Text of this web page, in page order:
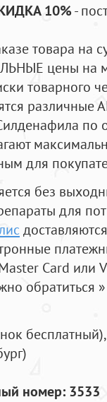
10%-
товара на
цены на
товарного
по
для
без
для
Card или
обратиться
бесплатный),
номер: 3533